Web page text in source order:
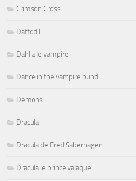
Crimson Cross
Daffodil
Dahlia le vampire
Dance in the vampire bund
Demons
Dracula
Dracula de Fred Saberhagen
Dracula le prince valaque